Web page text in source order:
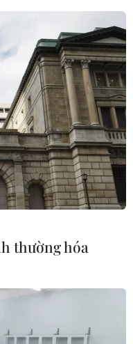
thường hóa